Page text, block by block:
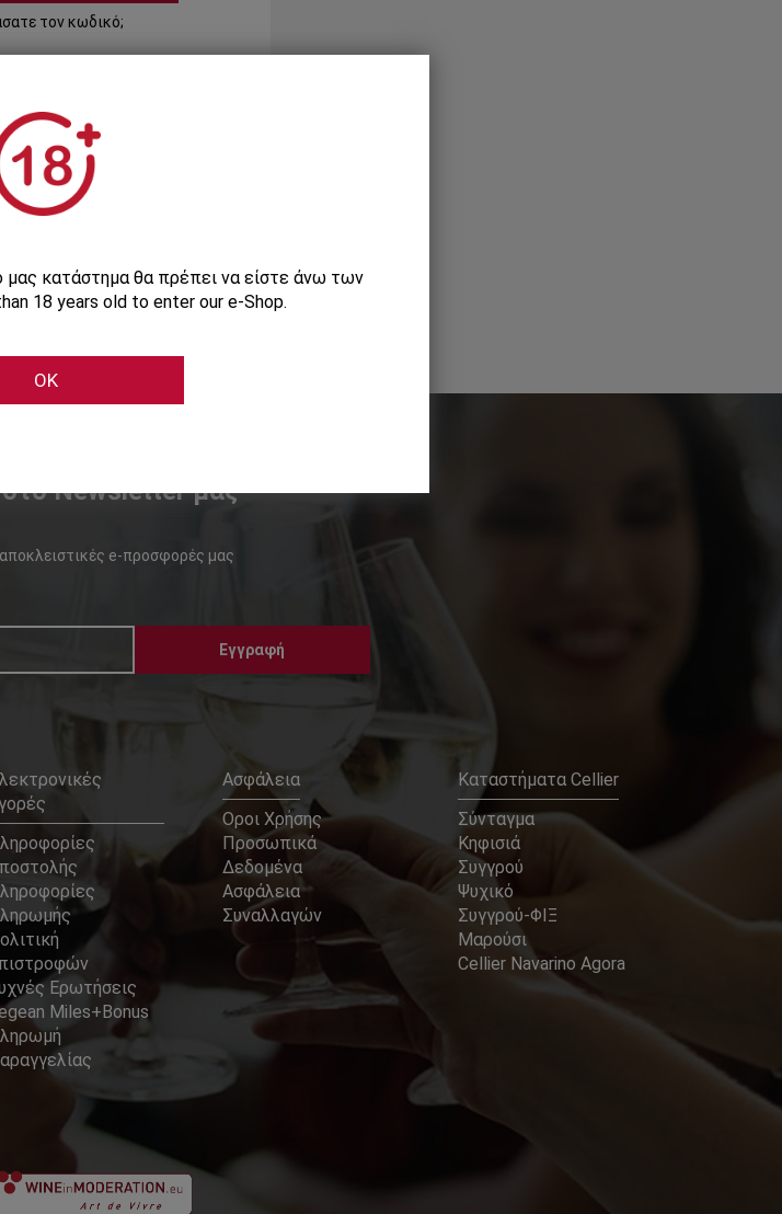
τον κωδικό;
ΜΕ ...
στο Newsletter μας
e-προσφορές μας
Εγγραφή
Ερωτήσεις
Miles+Bonus
Ασφάλεια
Οροι Χρήσης
Προσωπικά
Δεδομένα
Ασφάλεια
Συναλλαγών
Καταστήματα Cellier
Σύνταγμα
Κηφισιά
Συγγρού
Ψυχικό
Συγγρού-ΦΙΞ
Μαρούσι
Cellier Navarino Agora
μας κατάστημα θα πρέπει να είστε άνω των
18 years old to enter our e-Shop.
OK